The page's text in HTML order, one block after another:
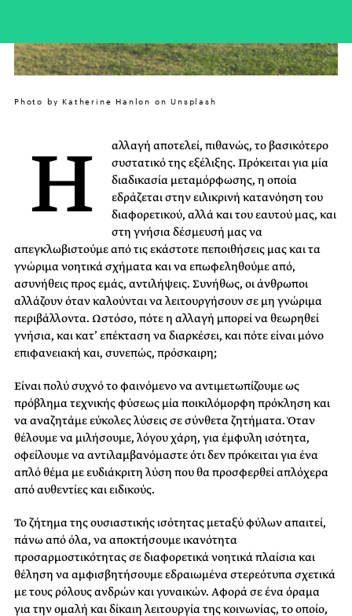
Photo by Katherine Hanlon on Unsplash
Η
αλλαγή αποτελεί, πιθανώς, το βασικότερο
συστατικό της εξέλιξης. Πρόκειται για μία
διαδικασία μεταμόρφωσης, η οποία
εδράζεται στην ειλικρινή κατανόηση του
διαφορετικού, αλλά και του εαυτού μας, και
στη γνήσια δέσμευσή μας να
απεγκλωβιστούμε από τις εκάστοτε πεποιθήσεις μας και τα
γνώριμα νοητικά σχήματα και να επωφεληθούμε από,
ασυνήθεις προς εμάς, αντιλήψεις. Συνήθως, οι άνθρωποι
αλλάζουν όταν καλούνται να λειτουργήσουν σε μη γνώριμα
περιβάλλοντα. Ωστόσο, πότε η αλλαγή μπορεί να θεωρηθεί
γνήσια, και κατ’ επέκταση να διαρκέσει, και πότε είναι μόνο
επιφανειακή και, συνεπώς, πρόσκαιρη;
Είναι πολύ συχνό το φαινόμενο να αντιμετωπίζουμε ως
πρόβλημα τεχνικής φύσεως μία ποικιλόμορφη πρόκληση και
να αναζητάμε εύκολες λύσεις σε σύνθετα ζητήματα. Όταν
θέλουμε να μιλήσουμε, λόγου χάρη, για έμφυλη ισότητα,
οφείλουμε να αντιλαμβανόμαστε ότι δεν πρόκειται για ένα
απλό θέμα με ευδιάκριτη λύση που θα προσφερθεί απλόχερα
από αυθεντίες και ειδικούς.
Το ζήτημα της ουσιαστικής ισότητας μεταξύ φύλων απαιτεί,
πάνω από όλα, να αποκτήσουμε ικανότητα
προσαρμοστικότητας σε διαφορετικά νοητικά πλαίσια και
θέληση να αμφισβητήσουμε εδραιωμένα στερεότυπα σχετικά
με τους ρόλους ανδρών και γυναικών. Αφορά σε ένα όραμα
για την ομαλή και δίκαιη λειτουργία της κοινωνίας, το οποίο,